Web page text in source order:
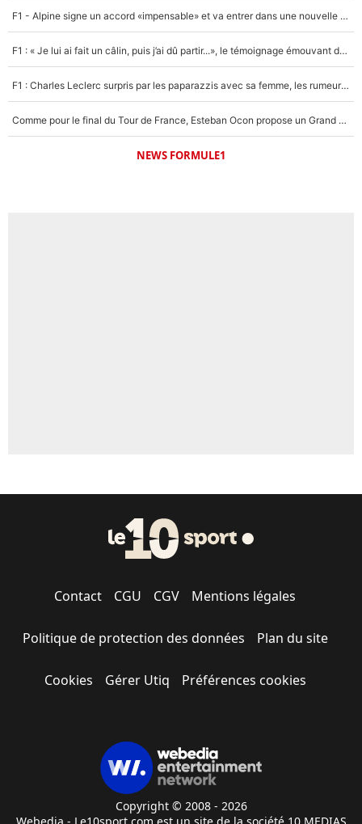
5% F1 - Alpine signe un accord «impensable» et va entrer dans une nouvelle dimension : Grande nouvelle pour Pierre Gasly !
F1 : « Je lui ai fait un câlin, puis j’ai dû partir...», le témoignage émouvant de Max Verstappen sur sa fille
F1 : Charles Leclerc surpris par les paparazzis avec sa femme, les rumeurs étaient vraies !
Comme pour le final du Tour de France, Esteban Ocon propose un Grand Prix de Formule 1 à Paris : «Autour de l’Arc de Triomphe, ce serait génial» !
NEWS FORMULE1
Contact CGU CGV Mentions légales
Politique de protection des données Plan du site
Cookies Gérer Utiq Préférences cookies
Copyright © 2008 - 2026